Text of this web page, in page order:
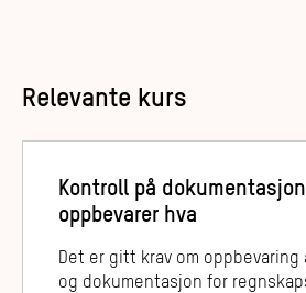
Relevante kurs
Kontroll på
oppbevarer hva
Det er gitt krav om oppbevaring
og dokumentasjon for